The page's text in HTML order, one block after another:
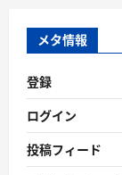
ブ
メタ情報
登録
ログイン
投稿フィード